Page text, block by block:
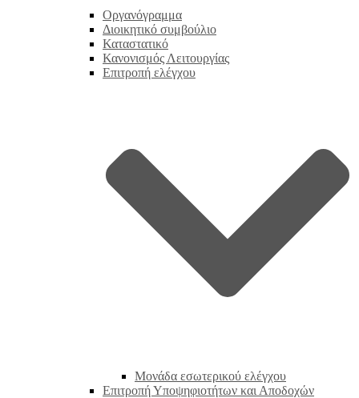
Οργανόγραμμα
Διοικητικό συμβούλιο
Καταστατικό
Κανονισμός Λειτουργίας
Επιτροπή ελέγχου
Μονάδα εσωτερικού ελέγχου
Επιτροπή Υποψηφιοτήτων και Αποδοχών